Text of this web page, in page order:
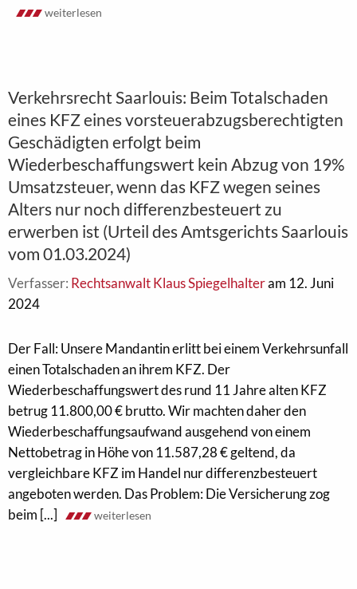
weiterlesen
Verkehrsrecht Saarlouis: Beim Totalschaden
eines KFZ eines vorsteuerabzugsberechtigten
Geschädigten erfolgt beim
Wiederbeschaffungswert kein Abzug von 19%
Umsatzsteuer, wenn das KFZ wegen seines
Alters nur noch differenzbesteuert zu
erwerben ist (Urteil des Amtsgerichts Saarlouis
vom 01.03.2024)
Verfasser: Rechtsanwalt Klaus Spiegelhalteram 12. Juni
2024
Der Fall: Unsere Mandantin erlitt bei einem Verkehrsunfall
einen Totalschaden an ihrem KFZ. Der
Wiederbeschaffungswert des rund 11 Jahre alten KFZ
betrug 11.800,00 € brutto. Wir machten daher den
Wiederbeschaffungsaufwand ausgehend von einem
Nettobetrag in Höhe von 11.587,28 € geltend, da
vergleichbare KFZ im Handel nur differenzbesteuert
angeboten werden. Das Problem: Die Versicherung zog
beim [...]
weiterlesen